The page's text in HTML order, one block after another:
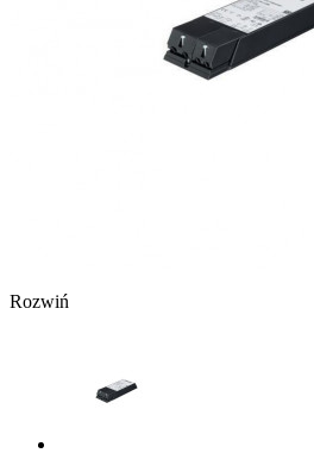
Rozwiń